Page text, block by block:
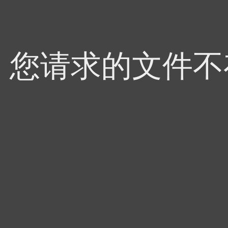
您请求的文件